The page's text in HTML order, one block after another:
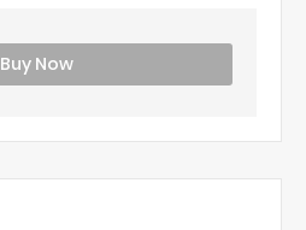
Buy Now